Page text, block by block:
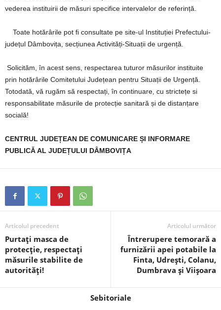
vederea instituirii de măsuri specifice intervalelor de referință.
Toate hotărârile pot fi consultate pe site-ul Instituției Prefectului-
județul Dâmbovița, secțiunea Activități-Situații de urgență.
Solicităm, în acest sens, respectarea tuturor măsurilor instituite
prin hotărârile Comitetului Județean pentru Situații de Urgență.
Totodată, vă rugăm să respectați, în continuare, cu strictețe si
responsabilitate măsurile de protecție sanitară și de distanțare
socială!
CENTRUL JUDEȚEAN DE COMUNICARE ȘI INFORMARE
PUBLICĂ AL JUDEȚULUI DÂMBOVIȚA
Articolul precedent
Purtați masca de
protecție, respectați
măsurile stabilite de
autorități!
Articolul următor
Întrerupere temorară a
furnizării apei potabile la
Finta, Udrești, Colanu,
Dumbrava și Viișoara
Sebitoriale